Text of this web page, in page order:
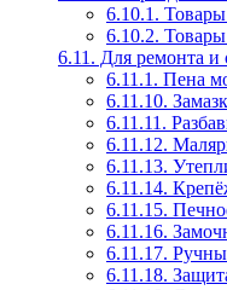
6.10.1.
6.10.2.
6.11. Для ремонта и
6.11.1. Пена
6.11.10.
6.11.11.
6.11.12.
6.11.13.
6.11.14.
6.11.15.
6.11.16.
6.11.17.
6.11.18.